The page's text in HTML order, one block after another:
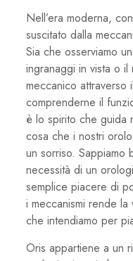
Nell’era moderna,
suscitato dalla
Sia che osserviamo
ingranaggi in vista o
meccanico attraverso
comprenderne il
è lo spirito che guida
cosa che i nostri
un sorriso. Sappiamo
necessità di un
semplice piacere di
i meccanismi rende
che intendiamo per
Oris appartiene a un